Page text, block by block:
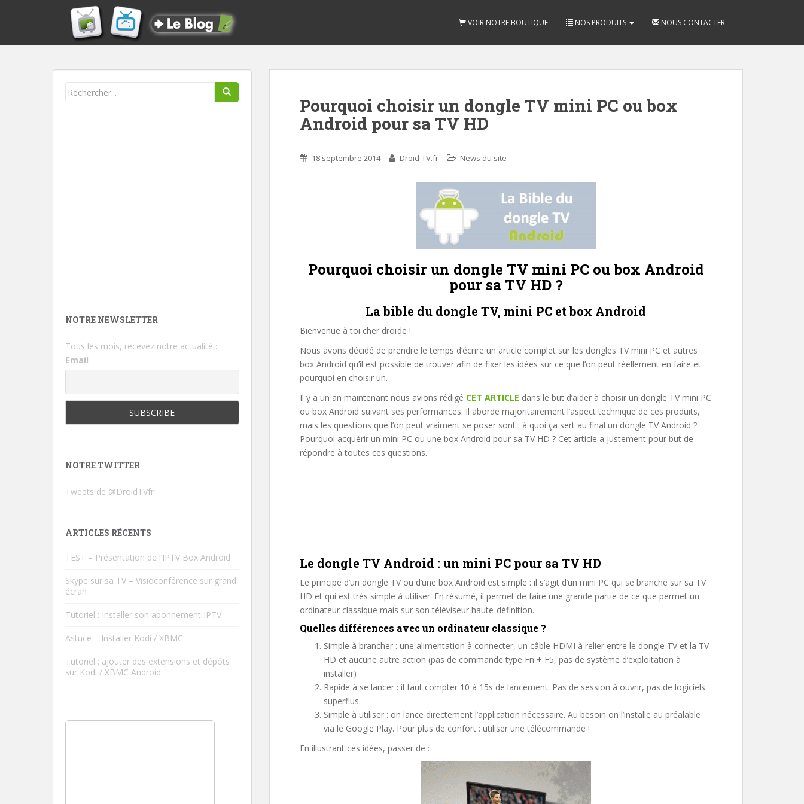
VOIR NOTRE BOUTIQUE NOS PRODUITS NOUS CONTACTER
Pourquoi choisir un dongle TV mini PC ou box
Android pour sa TV HD
18 septembre 2014 Droid-TV.fr News du site
Pourquoi choisir un dongle TV mini PC ou box Android
pour sa TV HD ?
La bible du dongle TV, mini PC et box Android
Bienvenue à toi cher droïde !
Nous avons décidé de prendre le temps d’écrire un article complet sur les dongles TV mini PC et autres
box Android qu’il est possible de trouver afin de fixer les idées sur ce que l’on peut réellement en faire et
pourquoi en choisir un.
Il y a un an maintenant nous avions rédigé CET ARTICLE dans le but d’aider à choisir un dongle TV mini PC
ou box Android suivant ses performances. Il aborde majoritairement l’aspect technique de ces produits,
mais les questions que l’on peut vraiment se poser sont : à quoi ça sert au final un dongle TV Android ?
Pourquoi acquérir un mini PC ou une box Android pour sa TV HD ? Cet article a justement pour but de
répondre à toutes ces questions.
Le dongle TV Android : un mini PC pour sa TV HD
Le principe d’un dongle TV ou d’une box Android est simple : il s’agit d’un mini PC qui se branche sur sa TV
HD et qui est très simple à utiliser. En résumé, il permet de faire une grande partie de ce que permet un
ordinateur classique mais sur son téléviseur haute-définition.
Quelles différences avec un ordinateur classique ?
Simple à brancher : une alimentation à connecter, un câble HDMI à relier entre le dongle TV et la TV
HD et aucune autre action (pas de commande type Fn + F5, pas de système d’exploitation à
installer)
Rapide à se lancer : il faut compter 10 à 15s de lancement. Pas de session à ouvrir, pas de logiciels
superflus.
Simple à utiliser : on lance directement l’application nécessaire. Au besoin on l’installe au préalable
via le Google Play. Pour plus de confort : utiliser une télécommande !
En illustrant ces idées, passer de :
NOTRE NEWSLETTER
Tous les mois, recevez notre actualité :
Email
NOTRE TWITTER
Tweets de @DroidTVfr
ARTICLES RÉCENTS
TEST – Présentation de l’IPTV Box Android
Skype sur sa TV – Visioconférence sur grand
écran
Tutoriel : Installer son abonnement IPTV
Astuce – Installer Kodi / XBMC
Tutoriel : ajouter des extensions et dépôts
sur Kodi / XBMC Android